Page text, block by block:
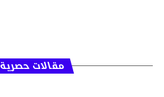
مقالات حصرية